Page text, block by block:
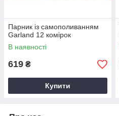
Парник із самополиванням
Garland 12 комірок
В наявності
619 ₴
Купити